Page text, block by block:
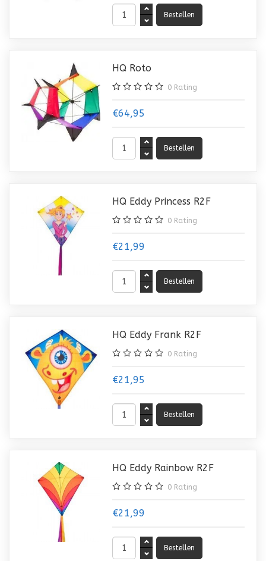
HQ Roto
0 Rating
€64,95
HQ Eddy Princess R2F
0 Rating
€21,99
HQ Eddy Frank R2F
0 Rating
€21,95
HQ Eddy Rainbow R2F
0 Rating
€21,99